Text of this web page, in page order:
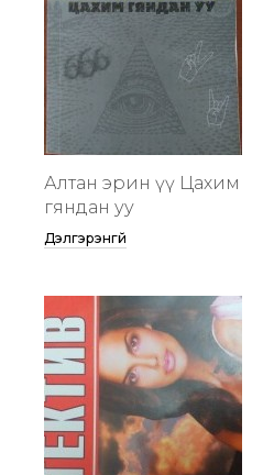
Алтан эрин үү Цахим
гяндан уу
Дэлгэрэнгүй